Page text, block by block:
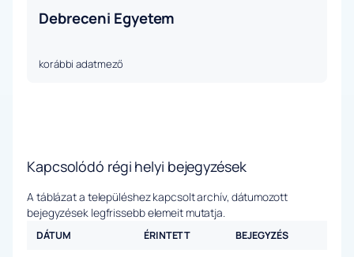
Debreceni Egyetem
korábbi adatmező
Kapcsolódó régi helyi bejegyzések
A táblázat a településhez kapcsolt archív, dátumozott
bejegyzések legfrissebb elemeit mutatja.
DÁTUM ÉRINTETT BEJEGYZÉS